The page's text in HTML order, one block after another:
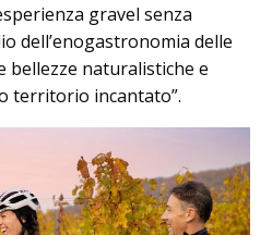
gravel senza
dell’enogastronomia delle
bellezze naturalistiche e
territorio incantato”.